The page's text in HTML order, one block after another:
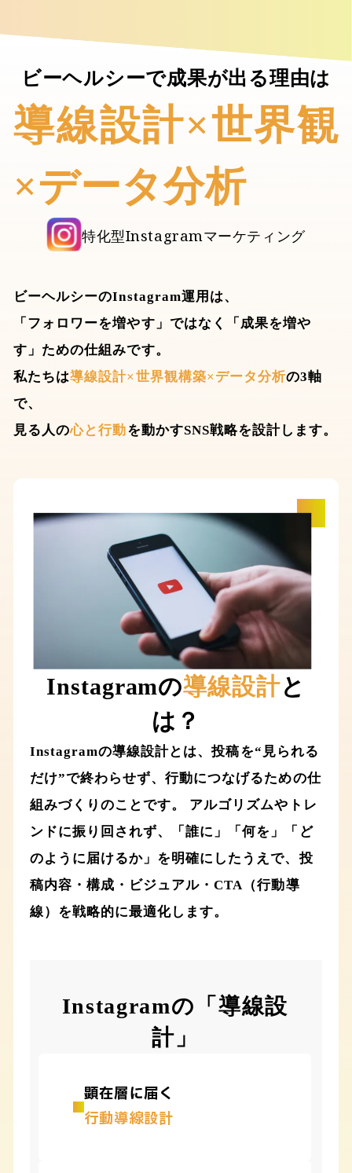
ビーヘルシーで成果が出る理由は
導線設計×世界観
×データ分析
特化型Instagramマーケティング
ビーヘルシーのInstagram運用は、
「フォロワーを増やす」ではなく「成果を増や
す」ための仕組みです。
私たちは導線設計×世界観構築×データ分析の3軸
で、
見る人の心と行動を動かすSNS戦略を設計します。
Instagramの導線設計と
は？
Instagramの導線設計とは、投稿を“見られる
だけ”で終わらせず、行動につなげるための仕
組みづくりのことです。 アルゴリズムやトレ
ンドに振り回されず、「誰に」「何を」「ど
のように届けるか」を明確にしたうえで、投
稿内容・構成・ビジュアル・CTA（行動導
線）を戦略的に最適化します。
Instagramの「導線設
計」
顕在層に届く
行動導線設計